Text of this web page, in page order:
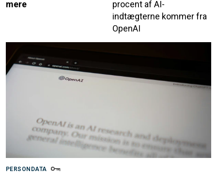
mere
procent af AI-
indtægterne kommer fra
OpenAI
PERSONDATA